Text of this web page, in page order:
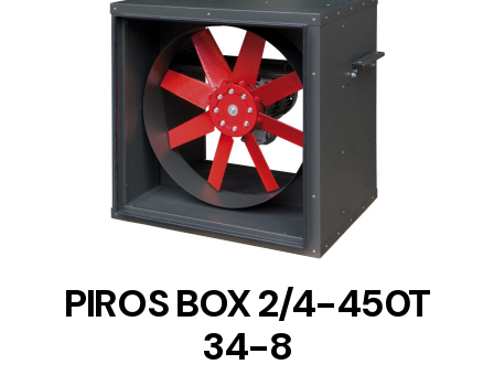
DETAILS
PIROS BOX 2/4-450T
34-8